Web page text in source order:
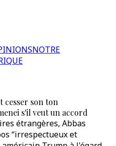
NOTRE
cesser son ton
s'il veut un accord
étrangères, Abbas
“irrespectueux et